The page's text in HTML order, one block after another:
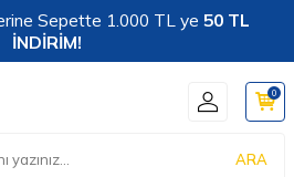
Sepette 1.000 TL ye 50 TL
İNDİRİM!
ARA
0